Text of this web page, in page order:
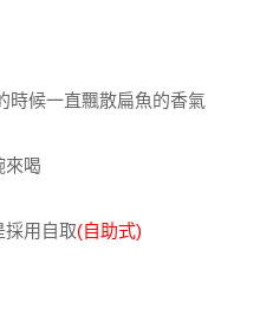
時候一直飄散扁魚的香氣
來喝
採用自取(自助式)